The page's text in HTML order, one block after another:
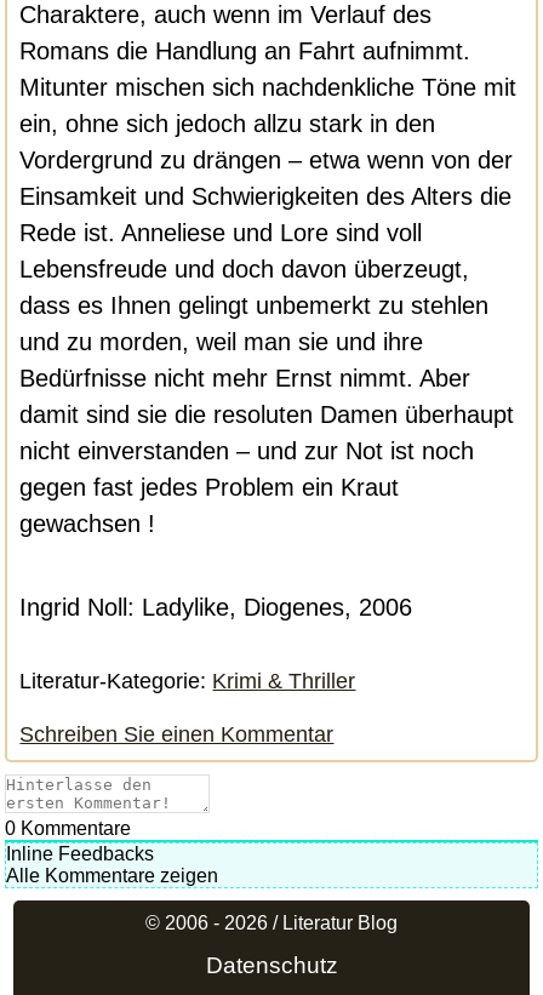
Charaktere, auch wenn im Verlauf des
Romans die Handlung an Fahrt aufnimmt.
Mitunter mischen sich nachdenkliche Töne mit
ein, ohne sich jedoch allzu stark in den
Vordergrund zu drängen – etwa wenn von der
Einsamkeit und Schwierigkeiten des Alters die
Rede ist. Anneliese und Lore sind voll
Lebensfreude und doch davon überzeugt,
dass es Ihnen gelingt unbemerkt zu stehlen
und zu morden, weil man sie und ihre
Bedürfnisse nicht mehr Ernst nimmt. Aber
damit sind sie die resoluten Damen überhaupt
nicht einverstanden – und zur Not ist noch
gegen fast jedes Problem ein Kraut
gewachsen !
Ingrid Noll: Ladylike, Diogenes, 2006
Literatur-Kategorie: Krimi & Thriller
Schreiben Sie einen Kommentar
0 Kommentare
Inline Feedbacks
Alle Kommentare zeigen
© 2006 - 2026 / Literatur Blog
Datenschutz